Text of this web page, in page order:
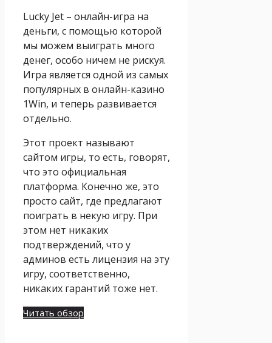
Lucky Jet – онлайн-игра на
деньги, с помощью которой
мы можем выиграть много
денег, особо ничем не рискуя.
Игра является одной из самых
популярных в онлайн-казино
1Win, и теперь развивается
отдельно.
Этот проект называют
сайтом игры, то есть, говорят,
что это официальная
платформа. Конечно же, это
просто сайт, где предлагают
поиграть в некую игру. При
этом нет никаких
подтверждений, что у
админов есть лицензия на эту
игру, соответственно,
никаких гарантий тоже нет.
Читать обзор